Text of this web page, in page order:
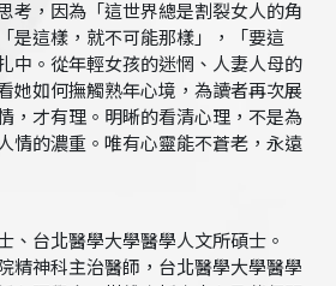
考，因為「這世界總是割裂女人的角
是這樣，就不可能那樣」，「要這
中。從年輕女孩的迷惘、人妻人母的
她如何撫觸熟年心境，為讀者再次展
，才有理。明晰的看清心理，不是為
情的濃重。唯有心靈能不蒼老，永遠
、台北醫學大學醫學人文所碩士。
精神科主治醫師，台北醫學大學醫學